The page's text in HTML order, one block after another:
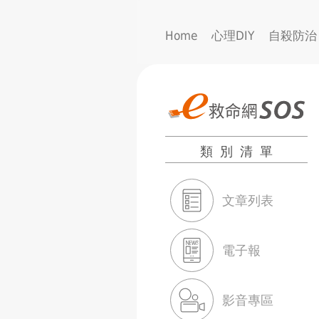
Home 心理DIY 自殺防治
類別清單
文章列表
電子報
影音專區